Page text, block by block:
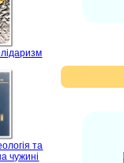
та
чужині